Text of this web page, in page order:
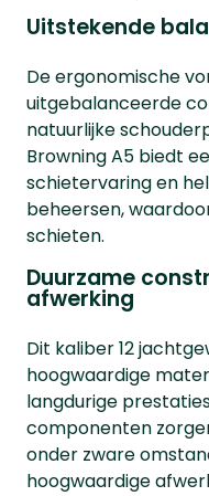
Uitstekende
De ergonomische
uitgebalanceerde
natuurlijke
Browning A5 biedt
schietervaring en
beheersen,
schieten.
Duurzame
afwerking
Dit kaliber 12
hoogwaardige
langdurige
componenten
onder zware
hoogwaardige